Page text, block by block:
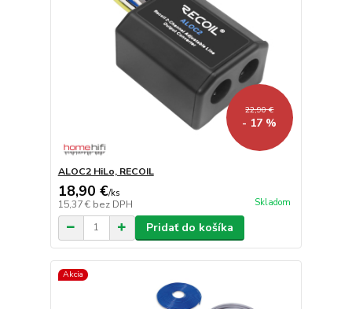
22,90 €
- 17 %
ALOC2 HiLo, RECOIL
18,90 €/ks
15,37 € bez DPH Skladom
Pridať do košíka
Akcia